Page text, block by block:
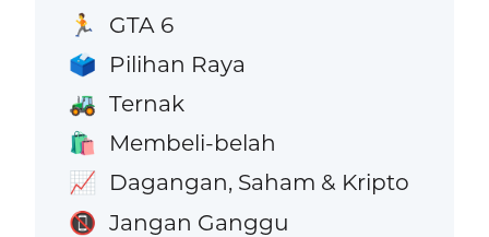
🏃 GTA 6
🗳️ Pilihan Raya
🚜 Ternak
🛍️ Membeli-belah
📈 Dagangan, Saham & Kripto
📵 Jangan Ganggu